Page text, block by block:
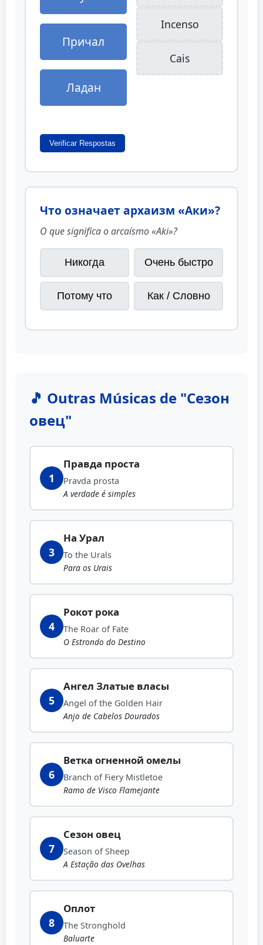
Причал
Ладан
Incenso
Cais
Verificar Respostas
Что означает архаизм «Аки»?
O que significa o arcaísmo «Aki»?
Никогда Очень быстро
Потому что Как / Словно
🎵 Outras Músicas de "Сезон
овец"
1
Правда проста
Pravda prosta
A verdade é simples
3
На Урал
To the Urals
Para os Urais
4
Рокот рока
The Roar of Fate
O Estrondo do Destino
5
Ангел Златые власы
Angel of the Golden Hair
Anjo de Cabelos Dourados
6
Ветка огненной омелы
Branch of Fiery Mistletoe
Ramo de Visco Flamejante
7
Сезон овец
Season of Sheep
A Estação das Ovelhas
8
Оплот
The Stronghold
Baluarte